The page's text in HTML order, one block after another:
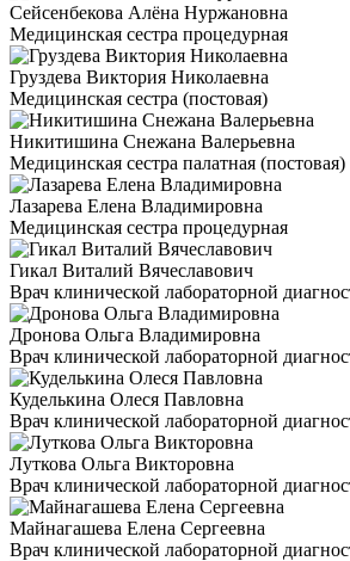
Сейсенбекова Алёна Нуржановна
Медицинская сестра процедурная
Груздева Виктория Николаевна
Медицинская сестра (постовая)
Никитишина Снежана Валерьевна
Медицинская сестра палатная (постовая)
Лазарева Елена Владимировна
Медицинская сестра процедурная
Гикал Виталий Вячеславович
Врач клинической лабораторной
Дронова Ольга Владимировна
Врач клинической лабораторной
Куделькина Олеся Павловна
Врач клинической лабораторной
Луткова Ольга Викторовна
Врач клинической лабораторной
Майнагашева Елена Сергеевна
Врач клинической лабораторной